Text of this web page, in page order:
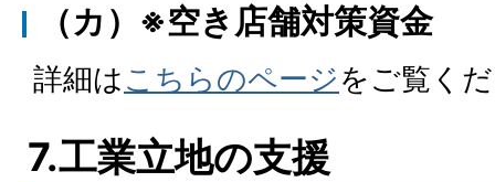
（カ）※空き店舗対策資金
詳細はこちらのページをご覧く
7.工業立地の支援